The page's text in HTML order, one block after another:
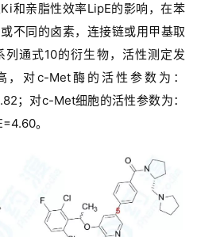
和亲脂性效率LipE的影响，在苯
不同的卤素，连接链或用甲基取
通式10的衍生物，活性测定发
对c-Met酶的活性参数为：
； 对c-Met细胞的活性参数为：
。